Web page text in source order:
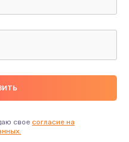
свое согласие на